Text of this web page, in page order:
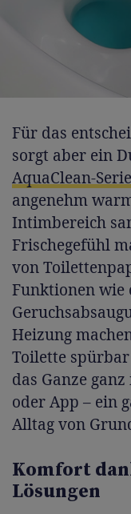
Für das
sorgt aber ein
AquaClean-Serie
angenehm
Intimbereich
Frischegefühl
von
Funktionen wie
Heizung
Toilette
das Ganze
oder App – ein
Alltag von
Komfort
Lösungen